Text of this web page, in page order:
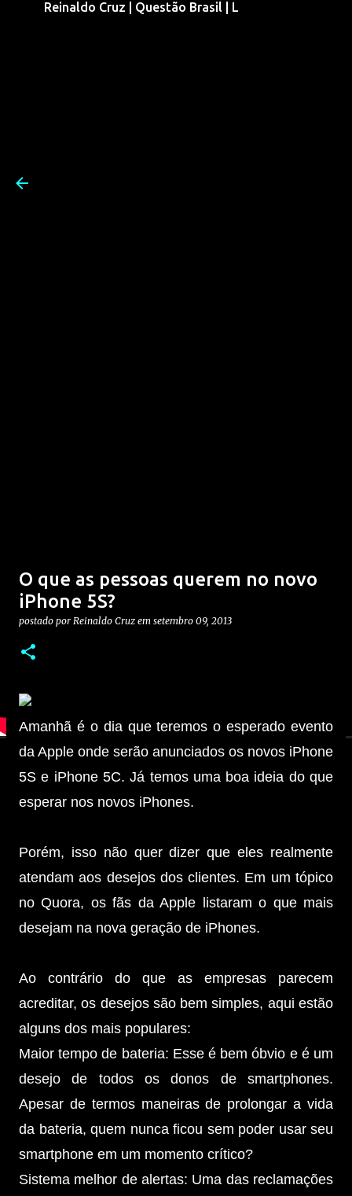
Reinaldo Cruz | Questão Brasil | L
O que as pessoas querem no novo
iPhone 5S?
postado por Reinaldo Cruz em setembro 09, 2013
Amanhã é o dia que teremos o esperado evento
da Apple onde serão anunciados os novos iPhone
5S e iPhone 5C. Já temos uma boa ideia do que
esperar nos novos iPhones.
Porém, isso não quer dizer que eles realmente
atendam aos desejos dos clientes. Em um tópico
no Quora, os fãs da Apple listaram o que mais
desejam na nova geração de iPhones.
Ao contrário do que as empresas parecem
acreditar, os desejos são bem simples, aqui estão
alguns dos mais populares:
Maior tempo de bateria: Esse é bem óbvio e é um
desejo de todos os donos de smartphones.
Apesar de termos maneiras de prolongar a vida
da bateria, quem nunca ficou sem poder usar seu
smartphone em um momento crítico?
Sistema melhor de alertas: Uma das reclamações